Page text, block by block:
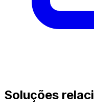
Soluções